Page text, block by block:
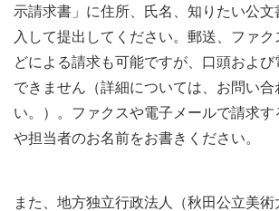
示請求書」に住所、氏名、知りたい公
入して提出してください。郵送、ファ
どによる請求も可能ですが、口頭およ
できません（詳細については、お問い合
い。）。ファクスや電子メールで請求
や担当者のお名前をお書きください。
また、地方独立行政法人（秋田公立美